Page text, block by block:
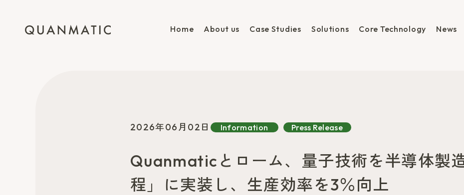
Home About us Case Studies Solutions Core Technology News
2026年06月02日 Information Press Release
Quanmaticとローム、量子技術を半導体製
程」に実装し、生産効率を3％向上